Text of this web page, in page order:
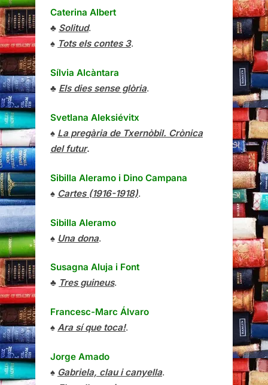
Caterina Albert
♣ Solitud.
♠ Tots els contes 3.
Sílvia Alcàntara
♣ Els dies sense glòria.
Svetlana Aleksiévitx
♠ La pregària de Txernòbil. Crònica
del futur.
Sibilla Aleramo i Dino Campana
♠ Cartes (1916-1918).
Sibilla Aleramo
♠ Una dona.
Susagna Aluja i Font
♣ Tres guineus.
Francesc-Marc Álvaro
♠ Ara sí que toca!.
Jorge Amado
♠ Gabriela, clau i canyella.